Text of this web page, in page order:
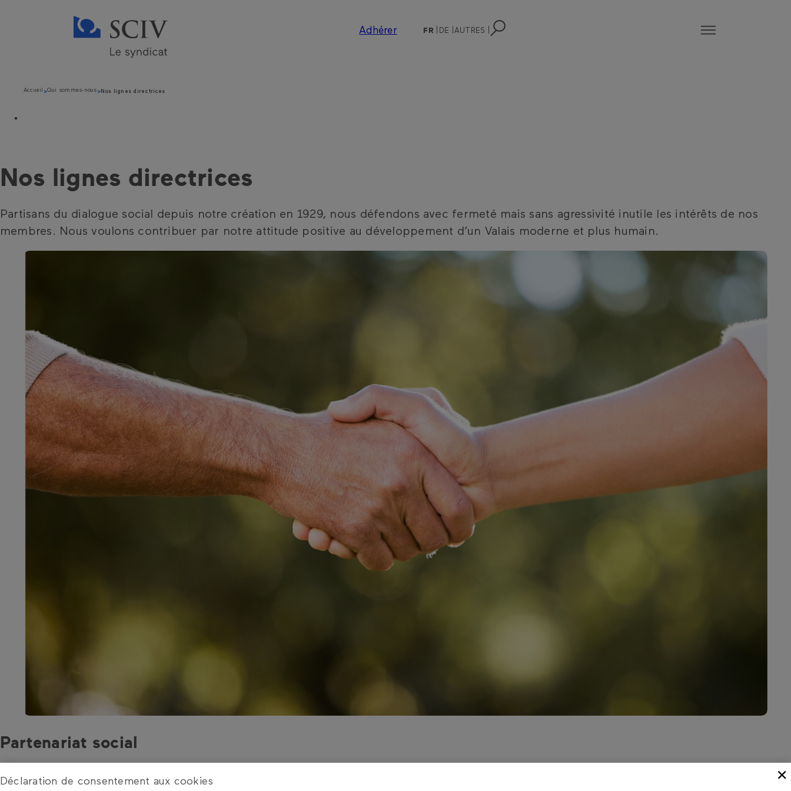
Adhérer FR DE AUTRES
Accueil Qui sommes-nous Nos lignes directrices
Nos lignes directrices
Partisans du dialogue social depuis notre création en 1929, nous défendons avec fermeté mais sans agressivité inutile les intérêts de nos
membres. Nous voulons contribuer par notre attitude positive au développement d’un Valais moderne et plus humain.
Partenariat social
Le SCIV s’engage pour l’organisation des travailleurs dans tous les secteurs économiques en Valais et dans le Chablais, en vue de leur assurer les meilleures
×
Déclaration de consentement aux cookies